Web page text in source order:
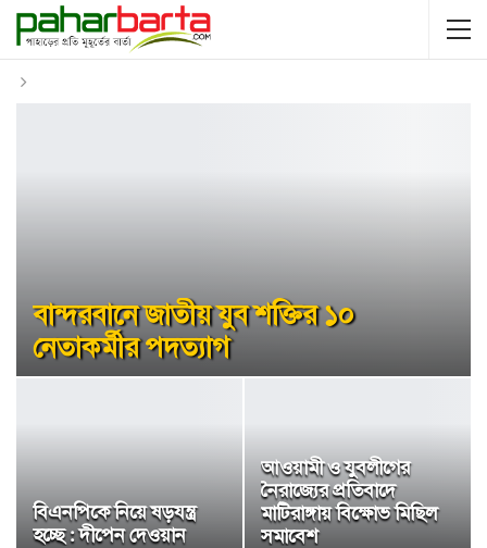
বান্দরবানে জাতীয় যুব শক্তির ১০
নেতাকর্মীর পদত্যাগ
বিএনপিকে নিয়ে ষড়যন্ত্র
হচ্ছে : দীপেন দেওয়ান
আওয়ামী ও যুবলীগের
নৈরাজ্যের প্রতিবাদে
মাটিরাঙ্গায় বিক্ষোভ মিছিল
সমাবেশ